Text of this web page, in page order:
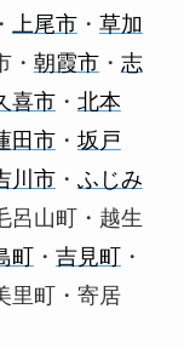
上尾市・ 草加
・ 朝霞市・ 志
喜市・ 北本
田市・ 坂戸
川市・ ふじみ
呂山町・越生
町・ 吉見町・
里町・寄居